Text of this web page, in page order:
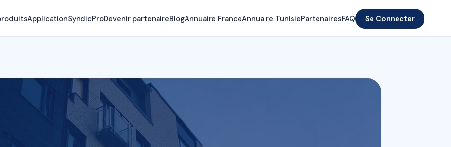
ApplicationSyndicProDevenir partenaireBlogAnnuaire FranceAnnuaire TunisiePartenairesFAQ Se Connecter